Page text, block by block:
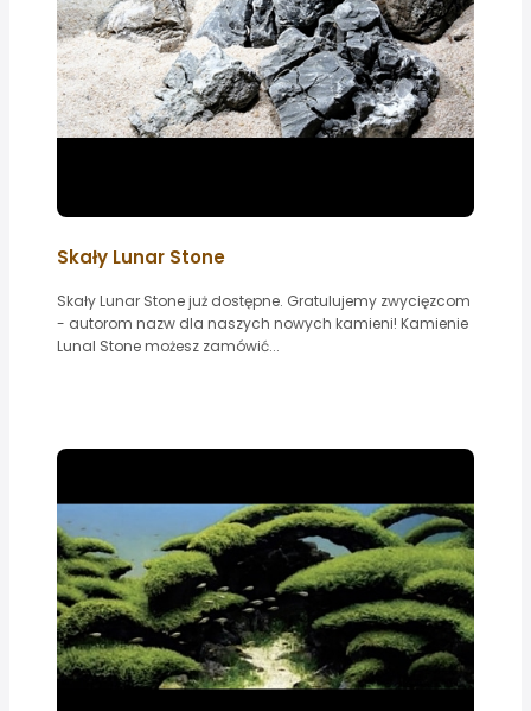
Skały Lunar Stone
Skały Lunar Stone już dostępne. Gratulujemy zwycięzcom
- autorom nazw dla naszych nowych kamieni! Kamienie
Lunal Stone możesz zamówić...